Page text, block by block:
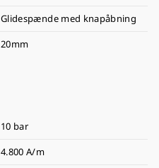
Glidespænde med knapåbning
20mm
10 bar
4.800 A/m